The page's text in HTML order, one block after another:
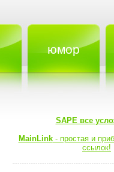
юмор
SAPE все
MainLink- простая и
ссылок!